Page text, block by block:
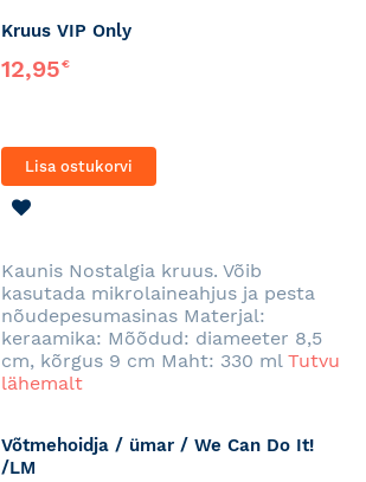
Kruus VIP Only
12,95€
Lisa ostukorvi
Kaunis Nostalgia kruus. Võib
kasutada mikrolaineahjus ja pesta
nõudepesumasinas Materjal:
keraamika: Mõõdud: diameeter 8,5
cm, kõrgus 9 cm Maht: 330 ml Tutvu
lähemalt
Võtmehoidja / ümar / We Can Do It!
/LM